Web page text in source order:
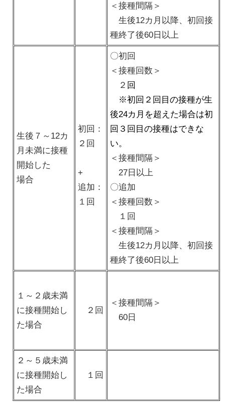
＜接種間隔＞
生後12カ月以降、初回接
種終了後60日以上
生後７～12カ
月未満に接種
開始した
場合
初回：
２回
+
追加：
１回
〇初回
＜接種回数＞
２ 回
※初回２回目の接種が生
後24カ月を超えた場合は初
回３回目の接種はできな
い。
＜接種間隔＞
27日以上
〇追加
＜接種回数＞
１回
＜接種間隔＞
生後12カ月以降、初回接
種終了後60日以上
１～２歳未満
に接種開始し
た場合
２回
＜接種間隔＞
60日
２～５歳未満
に接種開始し
た場合
１回